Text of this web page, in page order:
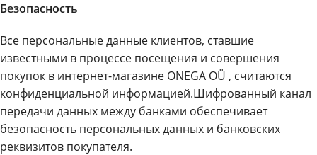
Безопасность
Все персональные данные клиентов, ставшие
известными в процессе посещения и совершения
покупок в интернет-магазине ONEGA OÜ , считаются
конфиденциальной информацией.Шифрованный канал
передачи данных между банками обеспечивает
безопасность персональных данных и банковских
реквизитов покупателя.